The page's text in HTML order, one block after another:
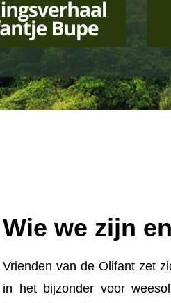
Wie we zijn
Vrienden van de Olifant zet
in het bijzonder voor